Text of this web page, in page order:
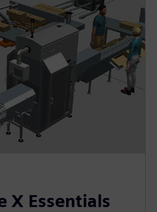
X Essentials